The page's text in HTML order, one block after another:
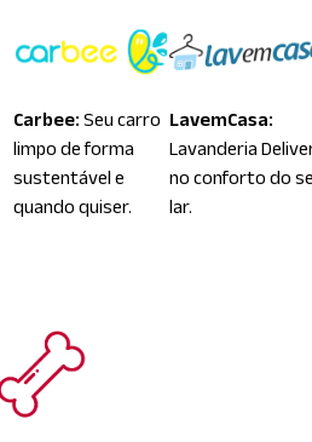
Carbee: Seu carro
limpo de forma
sustentável e
quando quiser.
LavemCasa:
Lavanderia
no conforto do
lar.